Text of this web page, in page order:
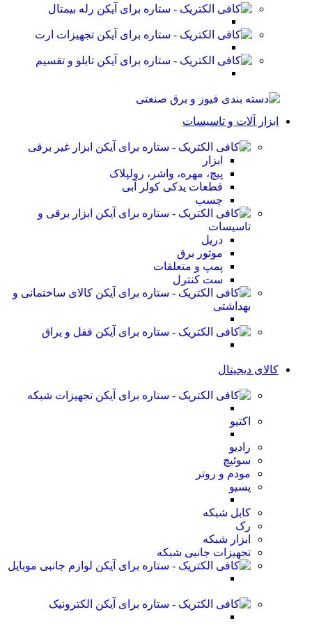
رله بیمتال
تجهیزات ارت
تابلو و تقسیم
ابزار آلات و تاسیسات
ابزار غیر برقی
ابزار
پیچ، مهره، واشر، رولپلاک
قطعات یدکی کولر آبی
چسب
ابزار برقی و
تاسیسات
دریل
موتور برق
پمپ و متعلقات
ست کنترل
کالای ساختمانی و
بهداشتی
قفل و یراق
کالای دیجیتال
تجهیزات شبکه
اکتیو
رادیو
سوئیچ
مودم و روتر
پسیو
کابل شبکه
رک
ابزار شبکه
تجهیزات جانبی شبکه
لوازم جانبی موبایل
الکترونیک